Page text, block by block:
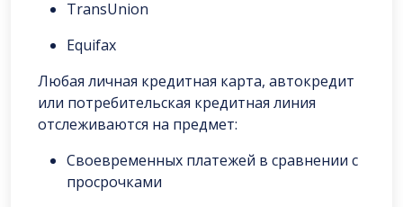
TransUnion
Equifax
Любая личная кредитная карта, автокредит
или потребительская кредитная линия
отслеживаются на предмет:
Своевременных платежей в сравнении с
просрочками